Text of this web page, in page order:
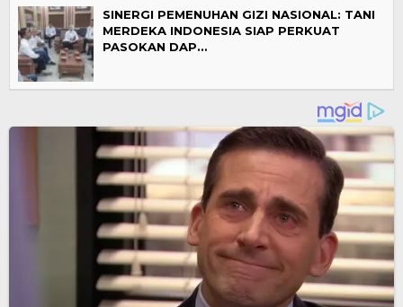
SINERGI PEMENUHAN GIZI NASIONAL: TANI
MERDEKA INDONESIA SIAP PERKUAT
PASOKAN DAP…